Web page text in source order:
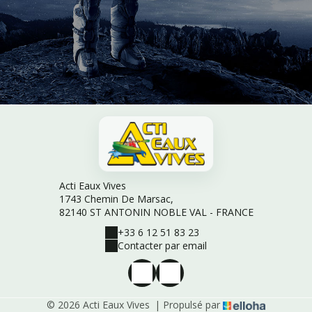
Acti Eaux Vives
1743 Chemin De Marsac,
82140 ST ANTONIN NOBLE VAL - FRANCE
+33 6 12 51 83 23
Contacter par email
© 2026 Acti Eaux Vives | Propulsé par